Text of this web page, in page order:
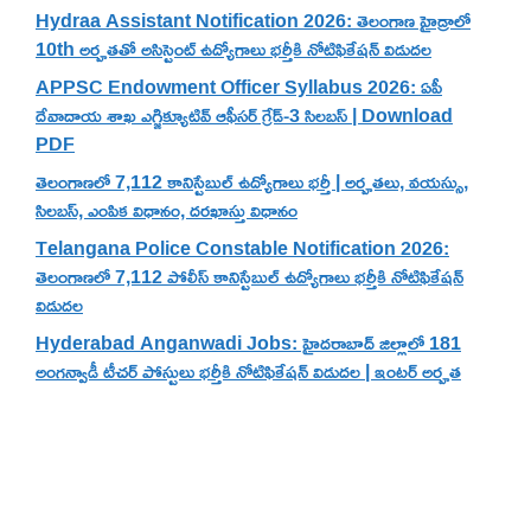
Hydraa Assistant Notification 2026: తెలంగాణ హైడ్రాలో
10th అర్హతతో అసిస్టెంట్ ఉద్యోగాలు భర్తీకి నోటిఫికేషన్ విడుదల
APPSC Endowment Officer Syllabus 2026: ఏపీ
దేవాదాయ శాఖ ఎగ్జిక్యూటివ్ ఆఫీసర్ గ్రేడ్-3 సిలబస్ | Download
PDF
తెలంగాణలో 7,112 కానిస్టేబుల్ ఉద్యోగాలు భర్తీ | అర్హతలు, వయస్సు,
సిలబస్, ఎంపిక విధానం, దరఖాస్తు విధానం
Telangana Police Constable Notification 2026:
తెలంగాణలో 7,112 పోలీస్ కానిస్టేబుల్ ఉద్యోగాలు భర్తీకి నోటిఫికేషన్
విడుదల
Hyderabad Anganwadi Jobs: హైదరాబాద్ జిల్లాలో 181
అంగన్వాడీ టీచర్ పోస్టులు భర్తీకి నోటిఫికేషన్ విడుదల | ఇంటర్ అర్హత